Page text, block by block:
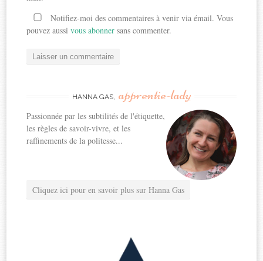
Notifiez-moi des commentaires à venir via émail. Vous
pouvez aussivous abonner sans commenter.
HANNA GAS, apprentie-lady
Passionnée par les subtilités de l'étiquette,
les règles de savoir-vivre, et les
raffinements de la politesse...
Cliquez ici pour en savoir plus sur Hanna Gas